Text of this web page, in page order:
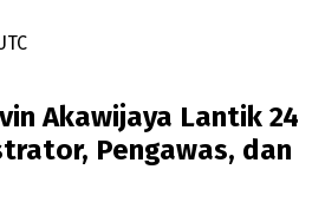
Akawijaya Lantik 24
Pengawas, dan